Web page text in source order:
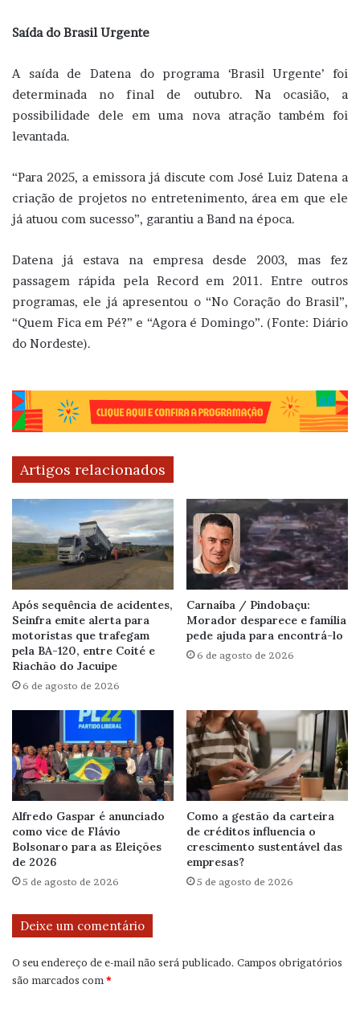
Saída do Brasil Urgente
A saída de Datena do programa ‘Brasil Urgente’ foi
determinada no final de outubro. Na ocasião, a
possibilidade dele em uma nova atração também foi
levantada.
“Para 2025, a emissora já discute com José Luiz Datena a
criação de projetos no entretenimento, área em que ele
já atuou com sucesso”, garantiu a Band na época.
Datena já estava na empresa desde 2003, mas fez
passagem rápida pela Record em 2011. Entre outros
programas, ele já apresentou o “No Coração do Brasil”,
“Quem Fica em Pé?” e “Agora é Domingo”. (Fonte: Diário
do Nordeste).
Artigos relacionados
Após sequência de acidentes,
Seinfra emite alerta para
motoristas que trafegam
pela BA-120, entre Coité e
Riachão do Jacuipe
6 de agosto de 2026
Carnaíba / Pindobaçu:
Morador desparece e família
pede ajuda para encontrá-lo
6 de agosto de 2026
Alfredo Gaspar é anunciado
como vice de Flávio
Bolsonaro para as Eleições
de 2026
5 de agosto de 2026
Como a gestão da carteira
de créditos influencia o
crescimento sustentável das
empresas?
5 de agosto de 2026
Deixe um comentário
O seu endereço de e-mail não será publicado. Campos obrigatórios
são marcados com*